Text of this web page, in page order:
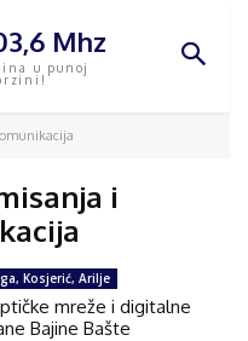
Mhz
u punoj
i
Kosjerić, Arilje
mreže i digitalne
Bajine Bašte